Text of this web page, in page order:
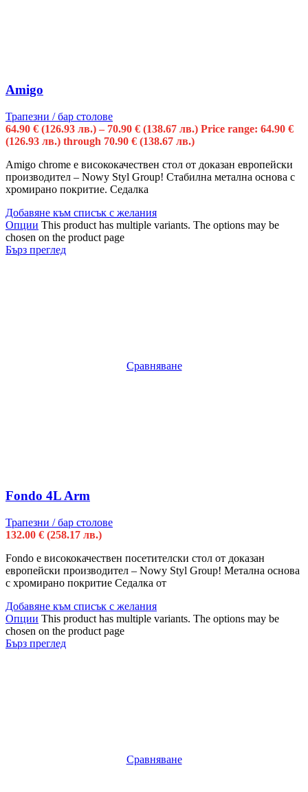
Amigo
Трапезни / бар столове
64.90 € (126.93 лв.) – 70.90 € (138.67 лв.) Price range: 64.90 €
(126.93 лв.) through 70.90 € (138.67 лв.)
Amigo chrome e висококачествен стол от доказан европейски
производител – Nowy Styl Group! Стабилна метална основа с
хромирано покритие. Седалка
Добавяне към списък с желания
Опции This product has multiple variants. The options may be
chosen on the product page
Бърз преглед
Сравняване
Fondo 4L Arm
Трапезни / бар столове
132.00 € (258.17 лв.)
Fondo e висококачествен посетителски стол от доказан
европейски производител – Nowy Styl Group! Метална основа
с хромирано покритие Седалка от
Добавяне към списък с желания
Опции This product has multiple variants. The options may be
chosen on the product page
Бърз преглед
Сравняване